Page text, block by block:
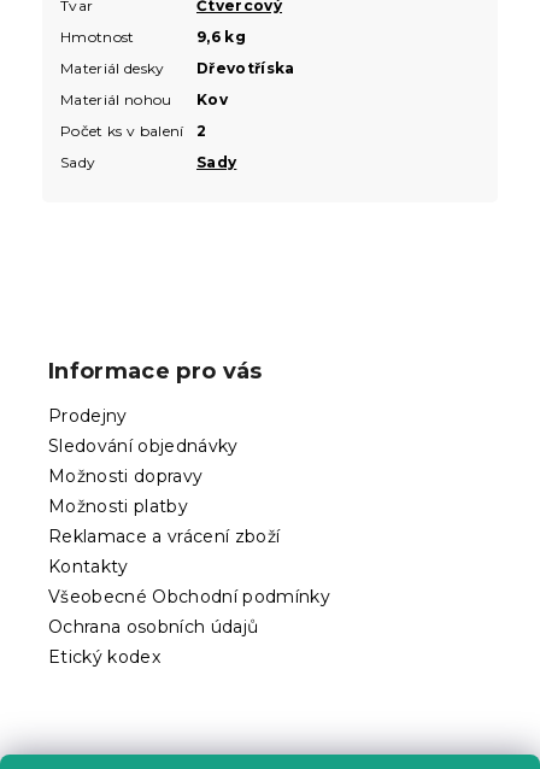
Tvar
Čtvercový
Hmotnost
9,6 kg
Materiál desky
Dřevotříska
Materiál nohou
Kov
Počet ks v balení
2
Sady
Sady
Informace pro vás
Prodejny
Sledování objednávky
Možnosti dopravy
Možnosti platby
Reklamace a vrácení zboží
Kontakty
Všeobecné Obchodní podmínky
Ochrana osobních údajů
Etický kodex